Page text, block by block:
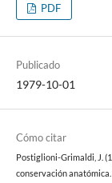
PDF
Publicado
1979-10-01
Cómo citar
Postiglioni-Grimaldi, J.
conservación anatómica.